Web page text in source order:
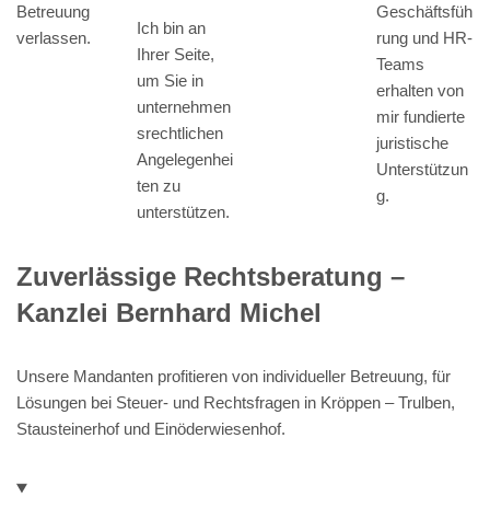
Betreuung
verlassen.
Ich bin an
Ihrer Seite,
um Sie in
unternehmen
srechtlichen
Angelegenhei
ten zu
unterstützen.
Geschäftsfüh
rung und HR-
Teams
erhalten von
mir fundierte
juristische
Unterstützun
g.
Zuverlässige Rechtsberatung –
Kanzlei Bernhard Michel
Unsere Mandanten profitieren von individueller Betreuung, für
Lösungen bei Steuer- und Rechtsfragen in Kröppen – Trulben,
Stausteinerhof und Einöderwiesenhof.